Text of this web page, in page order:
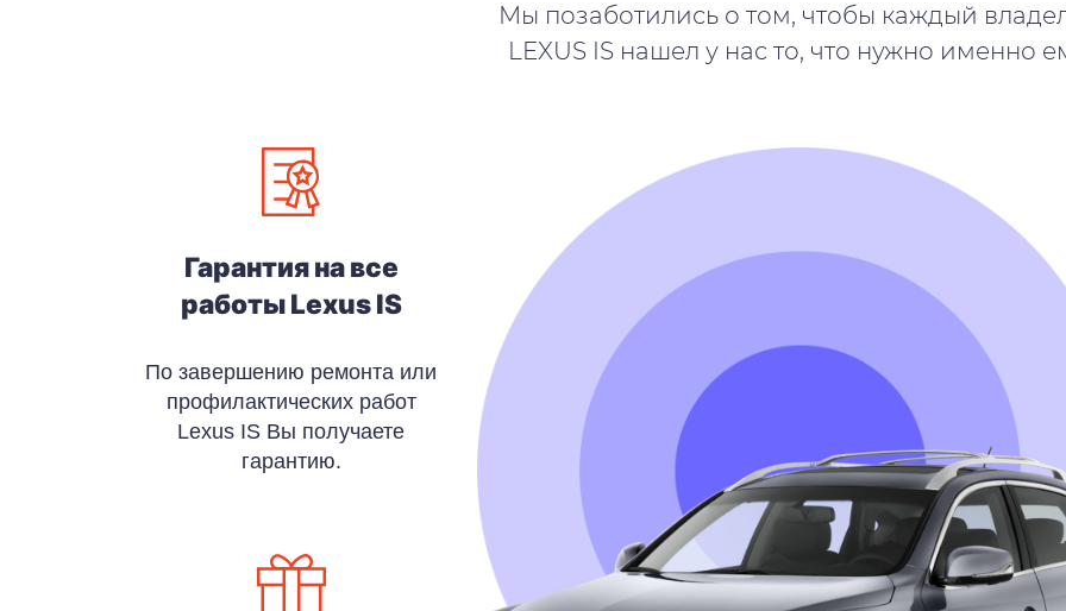
Мы позаботились о том, чтобы каждый
LEXUS IS нашел у нас то, что нужно именно
Гарантия на все
работы Lexus IS
По завершению ремонта или
профилактических работ
Lexus IS Вы получаете
гарантию.